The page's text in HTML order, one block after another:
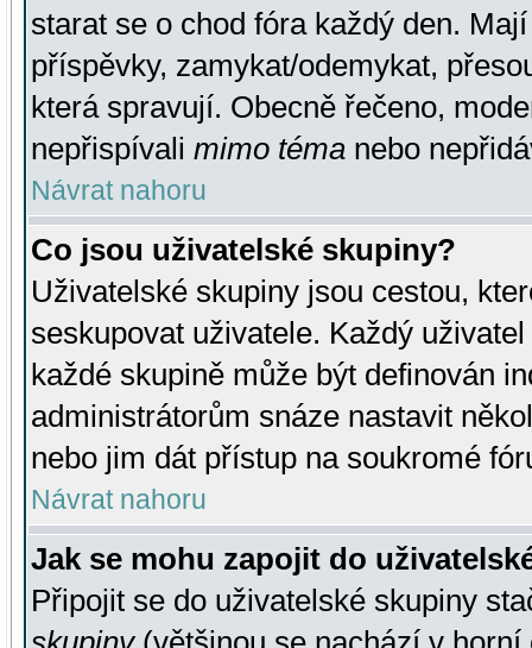
starat se o chod fóra každý den.
příspěvky, zamykat/odemykat,
která spravují. Obecně řečeno,
nepřispívali mimo téma nebo
Návrat nahoru
Co jsou uživatelské skupiny?
Uživatelské skupiny jsou cestou,
seskupovat uživatele. Každý
každé skupině může být definován
administrátorům snáze nastavit
nebo jim dát přístup na soukromé
Návrat nahoru
Jak se mohu zapojit do
Připojit se do uživatelské skupiny